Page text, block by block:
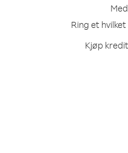
Ring et
Kjøp